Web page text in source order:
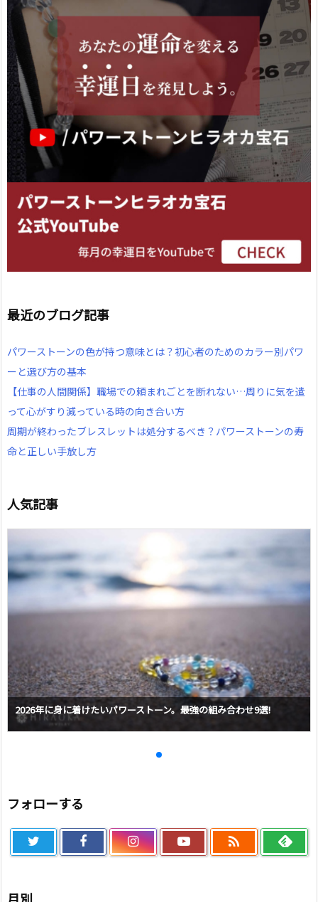
最近のブログ記事
パワーストーンの色が持つ意味とは？初心者のためのカラー別パワ
ーと選び方の基本
【仕事の人間関係】職場での頼まれごとを断れない…周りに気を遣
って心がすり減っている時の向き合い方
周期が終わったブレスレットは処分するべき？パワーストーンの寿
命と正しい手放し方
人気記事
2026年に身に着けたいパワーストーン。最強の組み合わせ9選!
フォローする

月別